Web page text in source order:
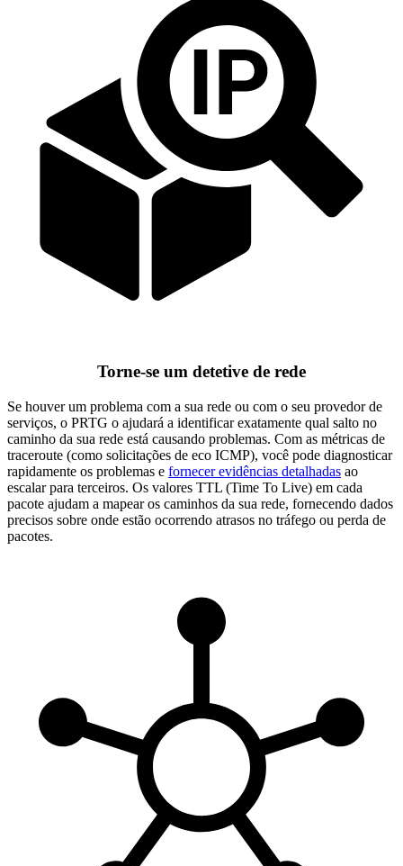
Torne-se um detetive de rede
Se houver um problema com a sua rede ou com o seu provedor de
serviços, o PRTG o ajudará a identificar exatamente qual salto no
caminho da sua rede está causando problemas. Com as métricas de
traceroute (como solicitações de eco ICMP), você pode diagnosticar
rapidamente os problemas e fornecer evidências detalhadas ao
escalar para terceiros. Os valores TTL (Time To Live) em cada
pacote ajudam a mapear os caminhos da sua rede, fornecendo dados
precisos sobre onde estão ocorrendo atrasos no tráfego ou perda de
pacotes.